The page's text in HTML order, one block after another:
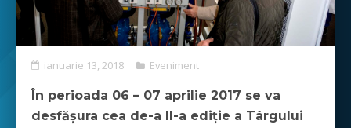
ianuarie 13, 2018 Eveniment
În perioada 06 – 07 aprilie 2017 se va
desfășura cea de-a II-a ediție a Târgului